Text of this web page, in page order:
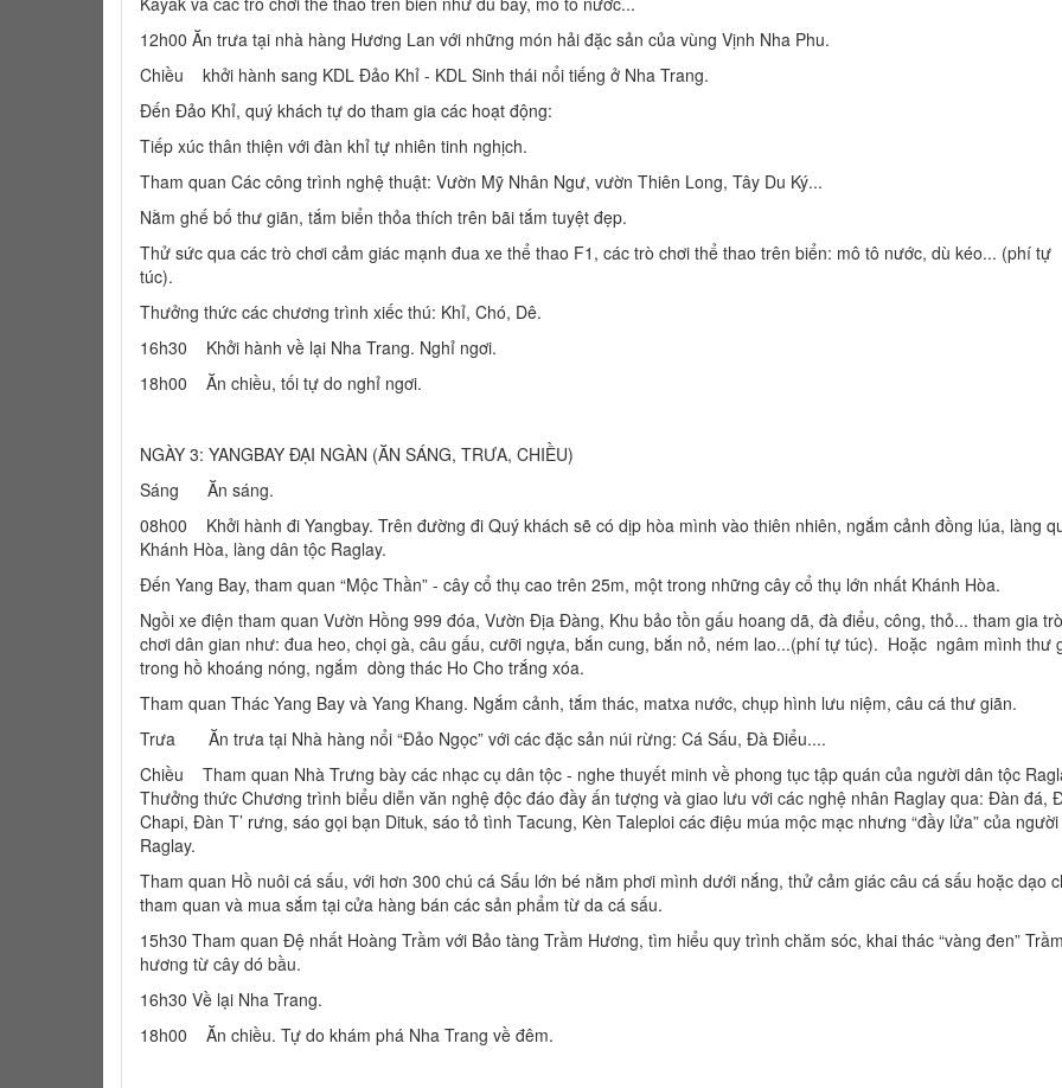
12h00 Ăn trưa tại nhà hàng Hương Lan với những món hải đặc sản của vùng Vịnh Nha Phu.
Chiều khởi hành sang KDL Đảo Khỉ - KDL Sinh thái nổi tiếng ở Nha Trang.
Đến Đảo Khỉ, quý khách tự do tham gia các hoạt động:
Tiếp xúc thân thiện với đàn khỉ tự nhiên tinh nghịch.
Tham quan Các công trình nghệ thuật: Vườn Mỹ Nhân Ngư, vườn Thiên Long, Tây Du Ký...
Nằm ghế bố thư giãn, tắm biển thỏa thích trên bãi tắm tuyệt đẹp.
Thử sức qua các trò chơi cảm giác mạnh đua xe thể thao F1, các trò chơi thể thao trên biển: mô tô nước, dù kéo... (phí tự
túc).
Thưởng thức các chương trình xiếc thú: Khỉ, Chó, Dê.
16h30 Khởi hành về lại Nha Trang. Nghỉ ngơi.
18h00 Ăn chiều, tối tự do nghỉ ngơi.
NGÀY 3: YANGBAY ĐẠI NGÀN (ĂN SÁNG, TRƯA, CHIỀU)
Sáng Ăn sáng.
08h00 Khởi hành đi Yangbay. Trên đường đi Quý khách sẽ có dịp hòa mình vào thiên nhiên, ngắm cảnh đồng lúa, làng
Khánh Hòa, làng dân tộc Raglay.
Đến Yang Bay, tham quan “Mộc Thần” - cây cổ thụ cao trên 25m, một trong những cây cổ thụ lớn nhất Khánh Hòa.
Ngồi xe điện tham quan Vườn Hồng 999 đóa, Vườn Địa Đàng, Khu bảo tồn gấu hoang dã, đà điểu, công, thỏ... tham gia trò
chơi dân gian như: đua heo, chọi gà, câu gấu, cưỡi ngựa, bắn cung, bắn nỏ, ném lao...(phí tự túc). Hoặc ngâm mình thư
trong hồ khoáng nóng, ngắm dòng thác Ho Cho trắng xóa.
Tham quan Thác Yang Bay và Yang Khang. Ngắm cảnh, tắm thác, matxa nước, chụp hình lưu niệm, câu cá thư giãn.
Trưa Ăn trưa tại Nhà hàng nổi “Đảo Ngọc” với các đặc sản núi rừng: Cá Sấu, Đà Điểu....
Chiều Tham quan Nhà Trưng bày các nhạc cụ dân tộc - nghe thuyết minh về phong tục tập quán của người dân tộc
Thưởng thức Chương trình biểu diễn văn nghệ độc đáo đầy ấn tượng và giao lưu với các nghệ nhân Raglay qua: Đàn đá,
Chapi, Đàn T’ rưng, sáo gọi bạn Dituk, sáo tỏ tình Tacung, Kèn Taleploi các điệu múa mộc mạc nhưng “đầy lửa” của người
Raglay.
Tham quan Hồ nuôi cá sấu, với hơn 300 chú cá Sấu lớn bé nằm phơi mình dưới nắng, thử cảm giác câu cá sấu hoặc dạo
tham quan và mua sắm tại cửa hàng bán các sản phẩm từ da cá sấu.
15h30 Tham quan Đệ nhất Hoàng Trầm với Bảo tàng Trầm Hương, tìm hiểu quy trình chăm sóc, khai thác “vàng đen” Trầm
hương từ cây dó bầu.
16h30 Về lại Nha Trang.
18h00 Ăn chiều. Tự do khám phá Nha Trang về đêm.